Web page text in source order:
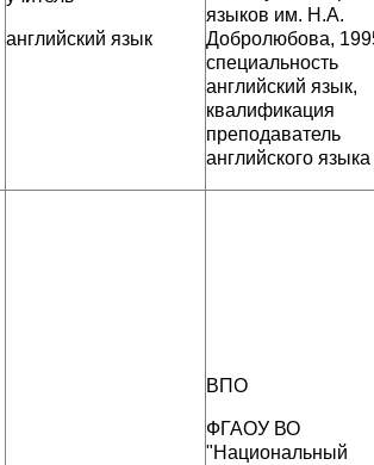
английский язык
языков им. Н.А.
Добролюбова,
специальность
английский язык,
квалификация
преподаватель
английского языка
ВПО
ФГАОУ ВО
"Национальный